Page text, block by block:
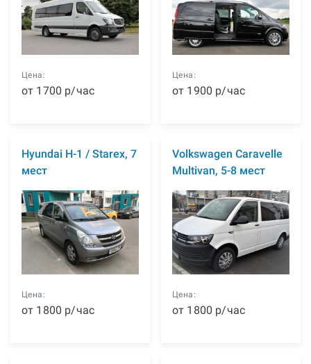
Цена:
от 1700 р/час
Цена:
от 1900 р/час
Hyundai H-1 / Starex, 7
мест
Цена:
от 1800 р/час
Volkswagen Caravelle
Multivan, 5-8 мест
Цена:
от 1800 р/час